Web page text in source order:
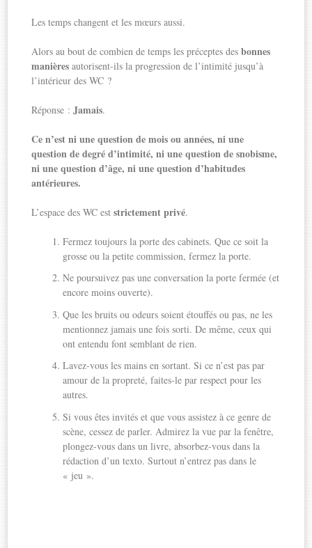
Les temps changent et les mœurs aussi.
Alors au bout de combien de temps les préceptes desbonnes
manières autorisent-ils la progression de l’intimité jusqu’à
l’intérieur des WC ?
Réponse :Jamais.
Ce n’est ni une question de mois ou années, ni une
question de degré d’intimité, ni une question de snobisme,
ni une question d’âge, ni une question d’habitudes
antérieures.
L’espace des WC eststrictement privé.
Fermez toujours la porte des cabinets. Que ce soit la
grosse ou la petite commission, fermez la porte.
Ne poursuivez pas une conversation la porte fermée (et
encore moins ouverte).
Que les bruits ou odeurs soient étouffés ou pas, ne les
mentionnez jamais une fois sorti. De même, ceux qui
ont entendu font semblant de rien.
Lavez-vous les mains en sortant. Si ce n’est pas par
amour de la propreté, faites-le par respect pour les
autres.
Si vous êtes invités et que vous assistez à ce genre de
scène, cessez de parler. Admirez la vue par la fenêtre,
plongez-vous dans un livre, absorbez-vous dans la
rédaction d’un texto. Surtout n’entrez pas dans le
« jeu ».